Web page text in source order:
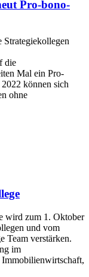
Pro-bono-
die
Mal ein Pro-
können sich
ohne
wird zum 1. Oktober
und vom
Team verstärken.
im